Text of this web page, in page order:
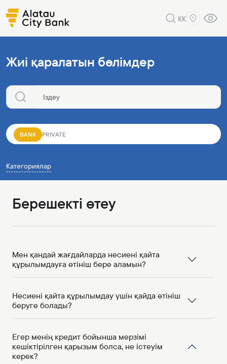
KK
Жиі қаралатын бөлімдер
BANK PRIVATE
Категориялар
Берешекті өтеу
Мен қандай жағдайларда несиені қайта
құрылымдауға өтініш бере аламын?
Несиені қайта құрылымдау үшін қайда өтініш
беруге болады?
Егер менің кредит бойынша мерзімі
кешіктірілген қарызым болса, не істеуім
керек?